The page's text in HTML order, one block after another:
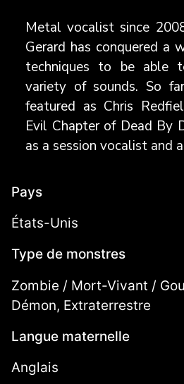
Metal vocalist since
Gerard has conquered a
techniques to be able
variety of sounds. So
featured as Chris
Evil Chapter of Dead By
as a session vocalist and
Pays
États-Unis
Type de monstres
Zombie / Mort-Vivant /
Démon, Extraterrestre
Langue maternelle
Anglais